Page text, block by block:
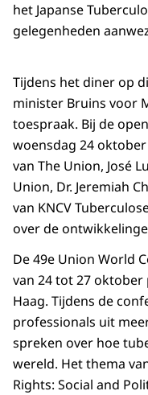
het Japanse
gelegenheden
Tijdens het diner op
minister Bruins voor
toespraak. Bij de
woensdag 24
van The Union, José
Union, Dr. Jeremiah
van KNCV
over de
De 49e Union World
van 24 tot 27 oktober
Haag. Tijdens de
professionals uit
spreken over hoe
wereld. Het thema
Rights: Social and